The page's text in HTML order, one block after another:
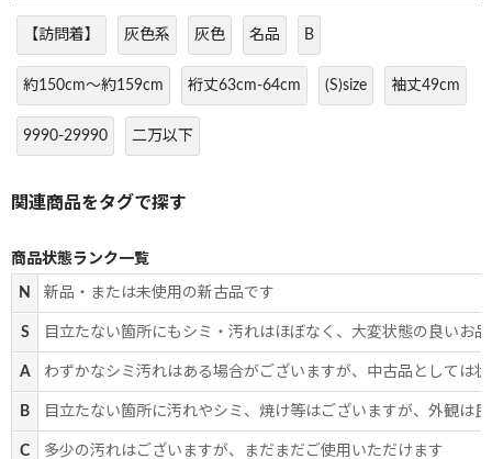
【訪問着】 灰色系 灰色 名品 B
約150cm～約159cm 裄丈63cm-64cm (S)size 袖丈49cm
9990-29990 二万以下
商品状態ランク一覧
N 新品・または未使用の新古品です
S 目立たない箇所にもシミ・汚れはほぼなく、大変状態の良いお
A わずかなシミ汚れはある場合がございますが、中古品としては
B 目立たない箇所に汚れやシミ、焼け等はございますが、外観は
C 多少の汚れはございますが、まだまだご使用いただけます